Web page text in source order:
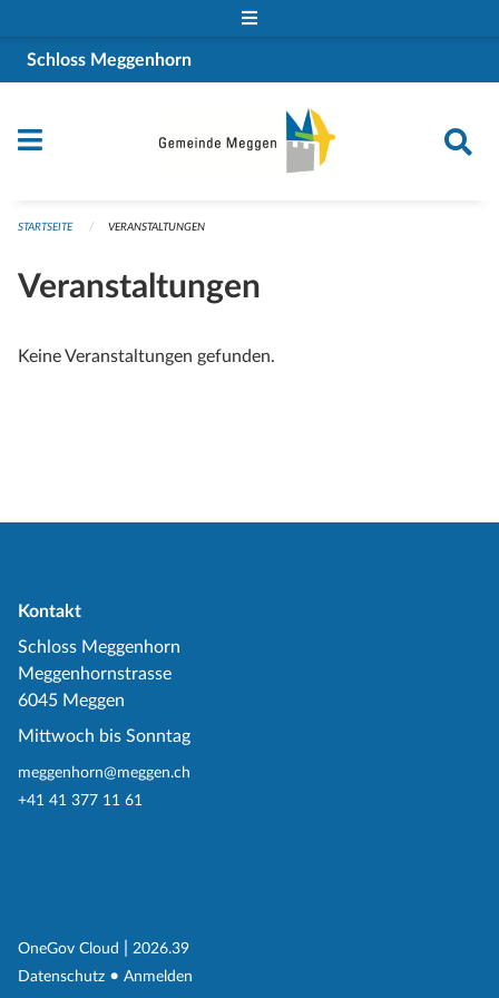
Schloss Meggenhorn
STARTSEITE VERANSTALTUNGEN
Veranstaltungen
Keine Veranstaltungen gefunden.
Kontakt
Schloss Meggenhorn
Meggenhornstrasse
6045 Meggen
Mittwoch bis Sonntag
meggenhorn@meggen.ch
+41 41 377 11 61
OneGov Cloud (External Link)
2026.39
Datenschutz (External Link)
Anmelden